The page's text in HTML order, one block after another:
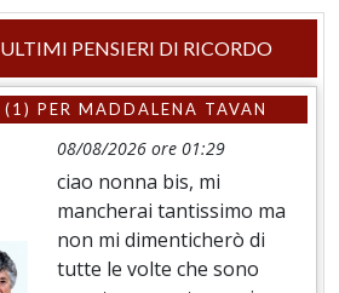
ULTIMI PENSIERI DI RICORDO
(1) PER MADDALENA TAVAN
08/08/2026 ore 01:29
ciao nonna bis, mi
mancherai tantissimo ma
non mi dimenticherò di
tutte le volte che sono